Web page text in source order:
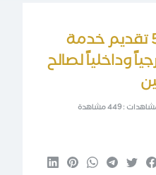
عطاء رقم 56/2016 تقديم خدمة
وداخلياً لصالح
:449 مشاهدة